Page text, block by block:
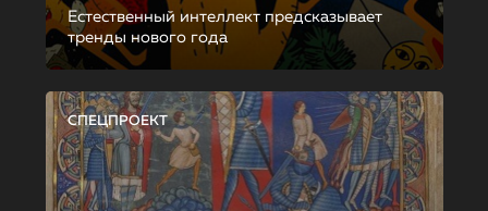
Естественный интеллект предсказывает
тренды нового года
СПЕЦПРОЕКТ